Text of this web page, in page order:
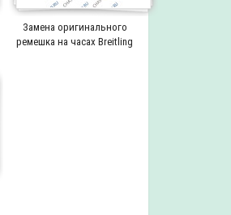
Замена оригинального
ремешка на часах Breitling